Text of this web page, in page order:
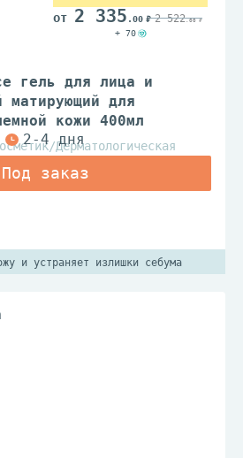
гель для лица и
матирующий для
кожи 400мл
Дерматологическая
2 335 .00 2 522.00
+ 70
и устраняет излишки себума